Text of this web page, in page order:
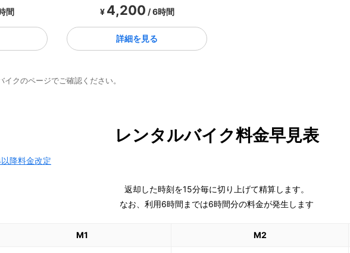
間 ¥ 4,200 / 6時間
詳細を見る
クのページでご確認ください。
レンタルバイク料金早見表
降料金改定
返却した時刻を15分毎に切り上げて精算します。
なお、利用6時間までは6時間分の料金が発生します
M1 M2